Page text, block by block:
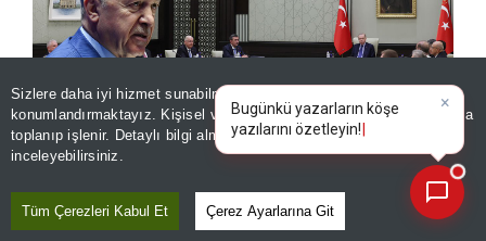
Sizlere daha iyi hizmet sunabilmek adına sitemizde
konumlandırmaktayız. Kişisel verileriniz, KVKK ve GDPR kapsamında
toplanıp işlenir. Detaylı bilgi almak içinAydınlatma Metnimizi
inceleyebilirsiniz.
Tüm Çerezleri Kabul Et Çerez Ayarlarına Git
Cumhurbaşkanı Erdoğan başkanlığında
×
Bugünkü yazarların köşe
yazılarını özetley